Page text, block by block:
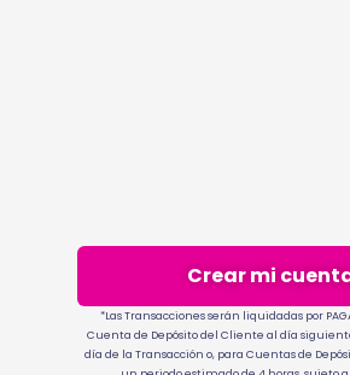
Crear mi
*Las Transacciones serán liquidadas por
Cuenta de Depósito del Cliente al día
día de la Transacción o, para Cuentas de